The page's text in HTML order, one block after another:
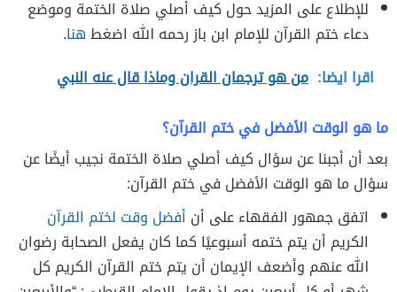
للإطلاع على المزيد حول كيف أصلي صلاة الختمة وموضع
دعاء ختم القرآن للإمام ابن باز رحمه الله اضغطهنا.
اقرا ايضا: من هو ترجمان القران وماذا قال عنه النبي
ما هو الوقت الأفضل في ختم القرآن؟
بعد أن أجبنا عن سؤال كيف أصلي صلاة الختمة نجيب أيضًا عن
سؤال ما هو الوقت الأفضل في ختم القرآن:
اتفق جمهور الفقهاء على أن أفضل وقت لختم القرآن
الكريم أن يتم ختمه أسبوعيًا كما كان يفعل الصحابة رضوان
الله عنهم وأضعف الإيمان أن يتم ختم القرآن الكريم كل